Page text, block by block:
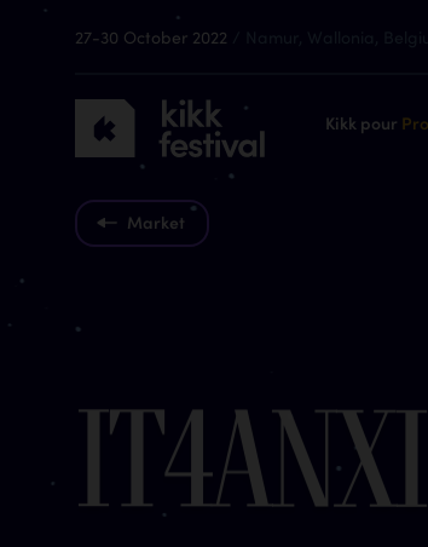
27-30 October 2022
KIKK
Festival
Kikk pour Pro
Market
IT4Anxi